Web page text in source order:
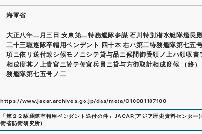
海軍省
大正八年二月三日 安東第二特務艦隊参謀 石川特別潜水艇隊艦長
二十三駆逐隊卒帽用ペンデント 四十本 右ハ第二特務艦隊第七五
項ニ依リ送付致シ候モノニシテ貸与品ニ候間御受領ノ上ハ領収書
相成度其ノ上貴官ニ於テ便宜兵員ニ貸与方御取計相成度候 （終
務艦隊第七五号ノ二
https://www.jacar.archives.go.jp/das/meta/C10081107100
「第２２駆逐隊卒帽用ペンダント送付の件 」JACAR(アジア歴史資料センター)
衛省防衛研究所)